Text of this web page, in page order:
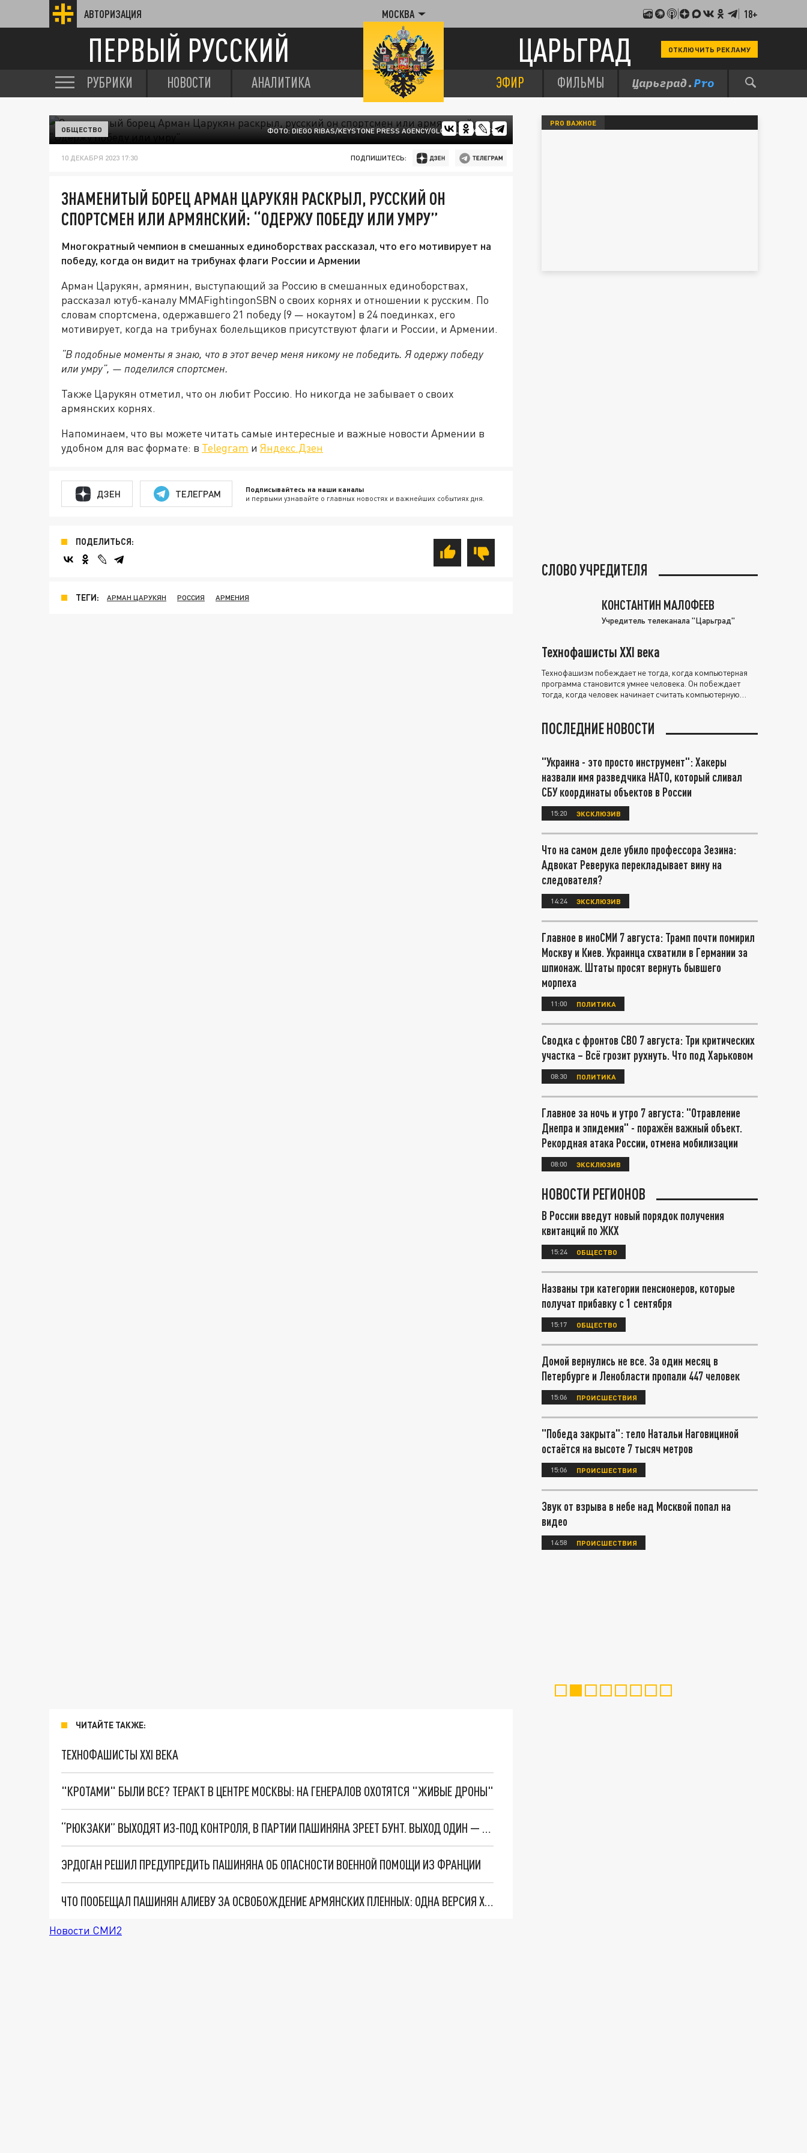
АВТОРИЗАЦИЯ МОСКВА 18+
ПЕРВЫЙ РУССКИЙ ЦАРЬГРАД ОТКЛЮЧИТЬ РЕКЛАМУ
РУБРИКИ НОВОСТИ АНАЛИТИКА ЭФИР ФИЛЬМЫ
ФОТО: DIEGO RIBAS/KEYSTONE PRESS AGENCY/GLOBALLOOKPRESS
ОБЩЕСТВО
10 ДЕКАБРЯ 2023 17:30 ПОДПИШИТЕСЬ:
ЗНАМЕНИТЫЙ БОРЕЦ АРМАН ЦАРУКЯН РАСКРЫЛ, РУССКИЙ ОН
СПОРТСМЕН ИЛИ АРМЯНСКИЙ: “ОДЕРЖУ ПОБЕДУ ИЛИ УМРУ”
Многократный чемпион в смешанных единоборствах рассказал, что его мотивирует на
победу, когда он видит на трибунах флаги России и Армении
Арман Царукян, армянин, выступающий за Россию в смешанных единоборствах,
рассказал ютуб-каналу MMAFightingonSBN о своих корнях и отношении к русским. По
словам спортсмена, одержавшего 21 победу (9 — нокаутом) в 24 поединках, его
мотивирует, когда на трибунах болельщиков присутствуют флаги и России, и Армении.
“В подобные моменты я знаю, что в этот вечер меня никому не победить. Я одержу победу
или умру”, — поделился спортсмен.
Также Царукян отметил, что он любит Россию. Но никогда не забывает о своих
армянских корнях.
Напоминаем, что вы можете читать самые интересные и важные новости Армении в
удобном для вас формате: в Telegram и Яндекс.Дзен
ДЗЕН ТЕЛЕГРАМ Подписывайтесь на наши каналы
и первыми узнавайте о главных новостях и важнейших событиях дня.
ПОДЕЛИТЬСЯ:
ТЕГИ: АРМАН ЦАРУКЯН РОССИЯ АРМЕНИЯ
ЧИТАЙТЕ ТАКЖЕ:
ТЕХНОФАШИСТЫ XXI ВЕКА
"КРОТАМИ" БЫЛИ ВСЕ? ТЕРАКТ В ЦЕНТРЕ МОСКВЫ: НА ГЕНЕРАЛОВ ОХОТЯТСЯ "ЖИВЫЕ ДРОНЫ"
“РЮКЗАКИ” ВЫХОДЯТ ИЗ-ПОД КОНТРОЛЯ, В ПАРТИИ ПАШИНЯНА ЗРЕЕТ БУНТ. ВЫХОД ОДИН — ПОКАЗАТЬ ИСТИННОЕ ЛИЦО
ЭРДОГАН РЕШИЛ ПРЕДУПРЕДИТЬ ПАШИНЯНА ОБ ОПАСНОСТИ ВОЕННОЙ ПОМОЩИ ИЗ ФРАНЦИИ
ЧТО ПООБЕЩАЛ ПАШИНЯН АЛИЕВУ ЗА ОСВОБОЖДЕНИЕ АРМЯНСКИХ ПЛЕННЫХ: ОДНА ВЕРСИЯ ХУЖЕ ДРУГОЙ
Новости СМИ2
PRO ВАЖНОЕ
СЛОВО УЧРЕДИТЕЛЯ
КОНСТАНТИН МАЛОФЕЕВ
Учредитель телеканала "Царьград"
Технофашисты XXI века
Технофашизм побеждает не тогда, когда компьютерная
программа становится умнее человека. Он побеждает
тогда, когда человек начинает считать компьютерную
ПОСЛЕДНИЕ НОВОСТИ
"Украина - это просто инструмент": Хакеры
назвали имя разведчика НАТО, который сливал
СБУ координаты объектов в России
15:20 ЭКСКЛЮЗИВ
Что на самом деле убило профессора Зезина:
Адвокат Реверука перекладывает вину на
следователя?
14:24 ЭКСКЛЮЗИВ
Главное в иноСМИ 7 августа: Трамп почти помирил
Москву и Киев. Украинца схватили в Германии за
шпионаж. Штаты просят вернуть бывшего
морпеха
11:00 ПОЛИТИКА
Сводка с фронтов СВО 7 августа: Три критических
участка – Всё грозит рухнуть. Что под Харьковом
08:30 ПОЛИТИКА
Главное за ночь и утро 7 августа: "Отравление
Днепра и эпидемия" - поражён важный объект.
Рекордная атака России, отмена мобилизации
08:00 ЭКСКЛЮЗИВ
НОВОСТИ РЕГИОНОВ
В России введут новый порядок получения
квитанций по ЖКХ
15:24 ОБЩЕСТВО
Названы три категории пенсионеров, которые
получат прибавку с 1 сентября
15:17 ОБЩЕСТВО
Домой вернулись не все. За один месяц в
Петербурге и Ленобласти пропали 447 человек
15:06 ПРОИСШЕСТВИЯ
"Победа закрыта": тело Натальи Наговициной
остаётся на высоте 7 тысяч метров
15:06 ПРОИСШЕСТВИЯ
Звук от взрыва в небе над Москвой попал на
видео
14:58 ПРОИСШЕСТВИЯ